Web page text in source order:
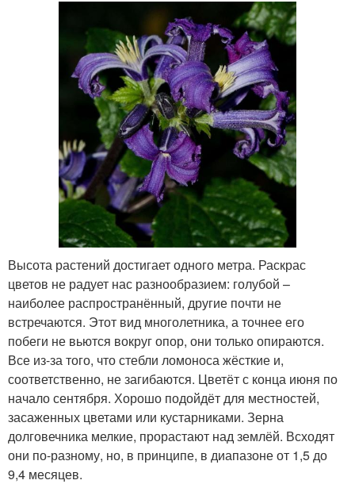
Высота растений достигает одного метра. Раскрас
цветов не радует нас разнообразием: голубой –
наиболее распространённый, другие почти не
встречаются. Этот вид многолетника, а точнее его
побеги не вьются вокруг опор, они только опираются.
Все из-за того, что стебли ломоноса жёсткие и,
соответственно, не загибаются. Цветёт с конца июня по
начало сентября. Хорошо подойдёт для местностей,
засаженных цветами или кустарниками. Зерна
долговечника мелкие, прорастают над землёй. Всходят
они по-разному, но, в принципе, в диапазоне от 1,5 до
9,4 месяцев.